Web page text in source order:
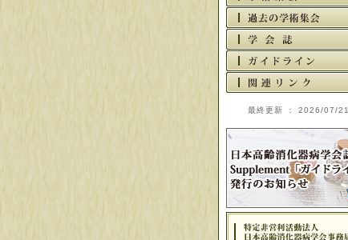
最終更新 ： 2026/07/21